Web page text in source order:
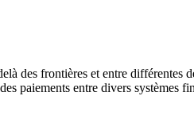
des frontières et entre
paiements entre divers